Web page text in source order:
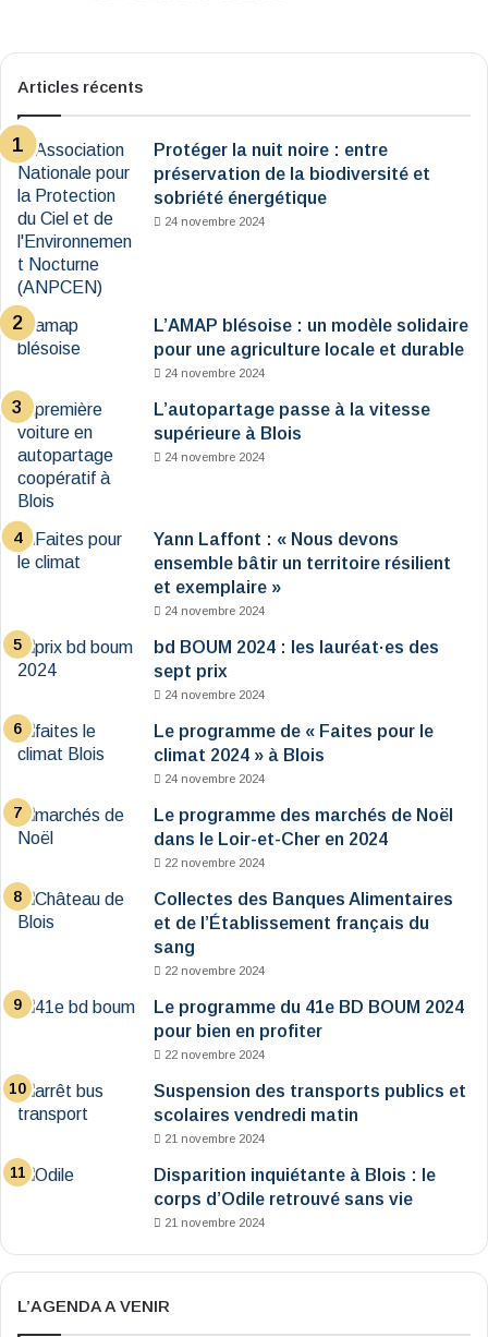
Articles récents
Protéger la nuit noire : entre
préservation de la biodiversité et
sobriété énergétique
24 novembre 2024
L’AMAP blésoise : un modèle solidaire
pour une agriculture locale et durable
24 novembre 2024
L’autopartage passe à la vitesse
supérieure à Blois
24 novembre 2024
Yann Laffont : « Nous devons
ensemble bâtir un territoire résilient
et exemplaire »
24 novembre 2024
bd BOUM 2024 : les lauréat·es des
sept prix
24 novembre 2024
Le programme de « Faites pour le
climat 2024 » à Blois
24 novembre 2024
Le programme des marchés de Noël
dans le Loir-et-Cher en 2024
22 novembre 2024
Collectes des Banques Alimentaires
et de l’Établissement français du
sang
22 novembre 2024
Le programme du 41e BD BOUM 2024
pour bien en profiter
22 novembre 2024
Suspension des transports publics et
scolaires vendredi matin
21 novembre 2024
Disparition inquiétante à Blois : le
corps d’Odile retrouvé sans vie
21 novembre 2024
L’AGENDA A VENIR